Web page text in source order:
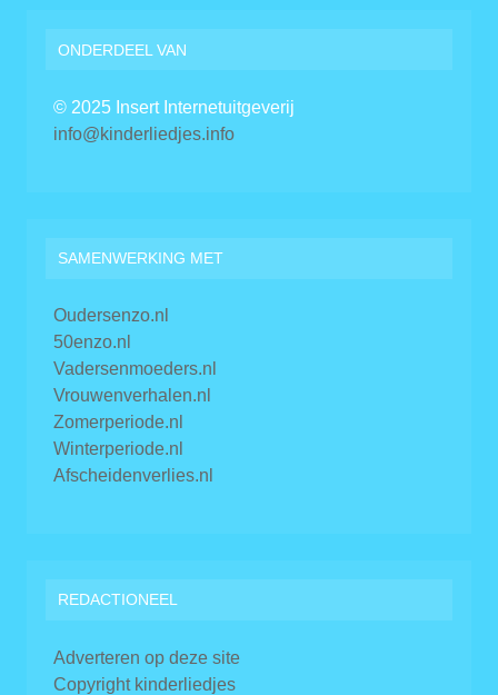
ONDERDEEL VAN
© 2025 Insert Internetuitgeverij
info@kinderliedjes.info
SAMENWERKING MET
Oudersenzo.nl
50enzo.nl
Vadersenmoeders.nl
Vrouwenverhalen.nl
Zomerperiode.nl
Winterperiode.nl
Afscheidenverlies.nl
REDACTIONEEL
Adverteren op deze site
Copyright kinderliedjes